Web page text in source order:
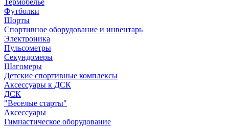
Термобелье
Футболки
Шорты
Спортивное оборудование и инвентарь
Электроника
Пульсометры
Секундомеры
Шагомеры
Детские спортивные комплексы
Аксессуары к ДСК
ДСК
"Веселые старты"
Аксессуары
Гимнастическое оборудование